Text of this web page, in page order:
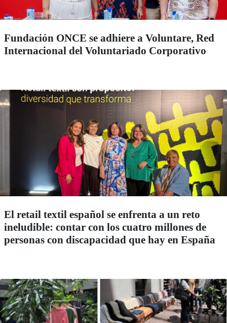
Fundación ONCE se adhiere a Voluntare, Red
Internacional del Voluntariado Corporativo
El retail textil español se enfrenta a un reto
ineludible: contar con los cuatro millones de
personas con discapacidad que hay en España